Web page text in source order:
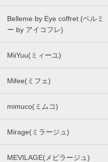
Belleme by Eye coffret (ベルミ
ー by アイコフレ)
MiiYuu(ミィーユ)
Mifee(ミフェ)
mimuco(ミムコ)
Mirage(ミラージュ)
MEVILAGE(メビラージュ)